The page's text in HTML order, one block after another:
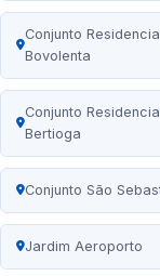
Conjunto
Bovolenta
Conjunto
Bertioga
Conjunto São
Jardim Aeroporto